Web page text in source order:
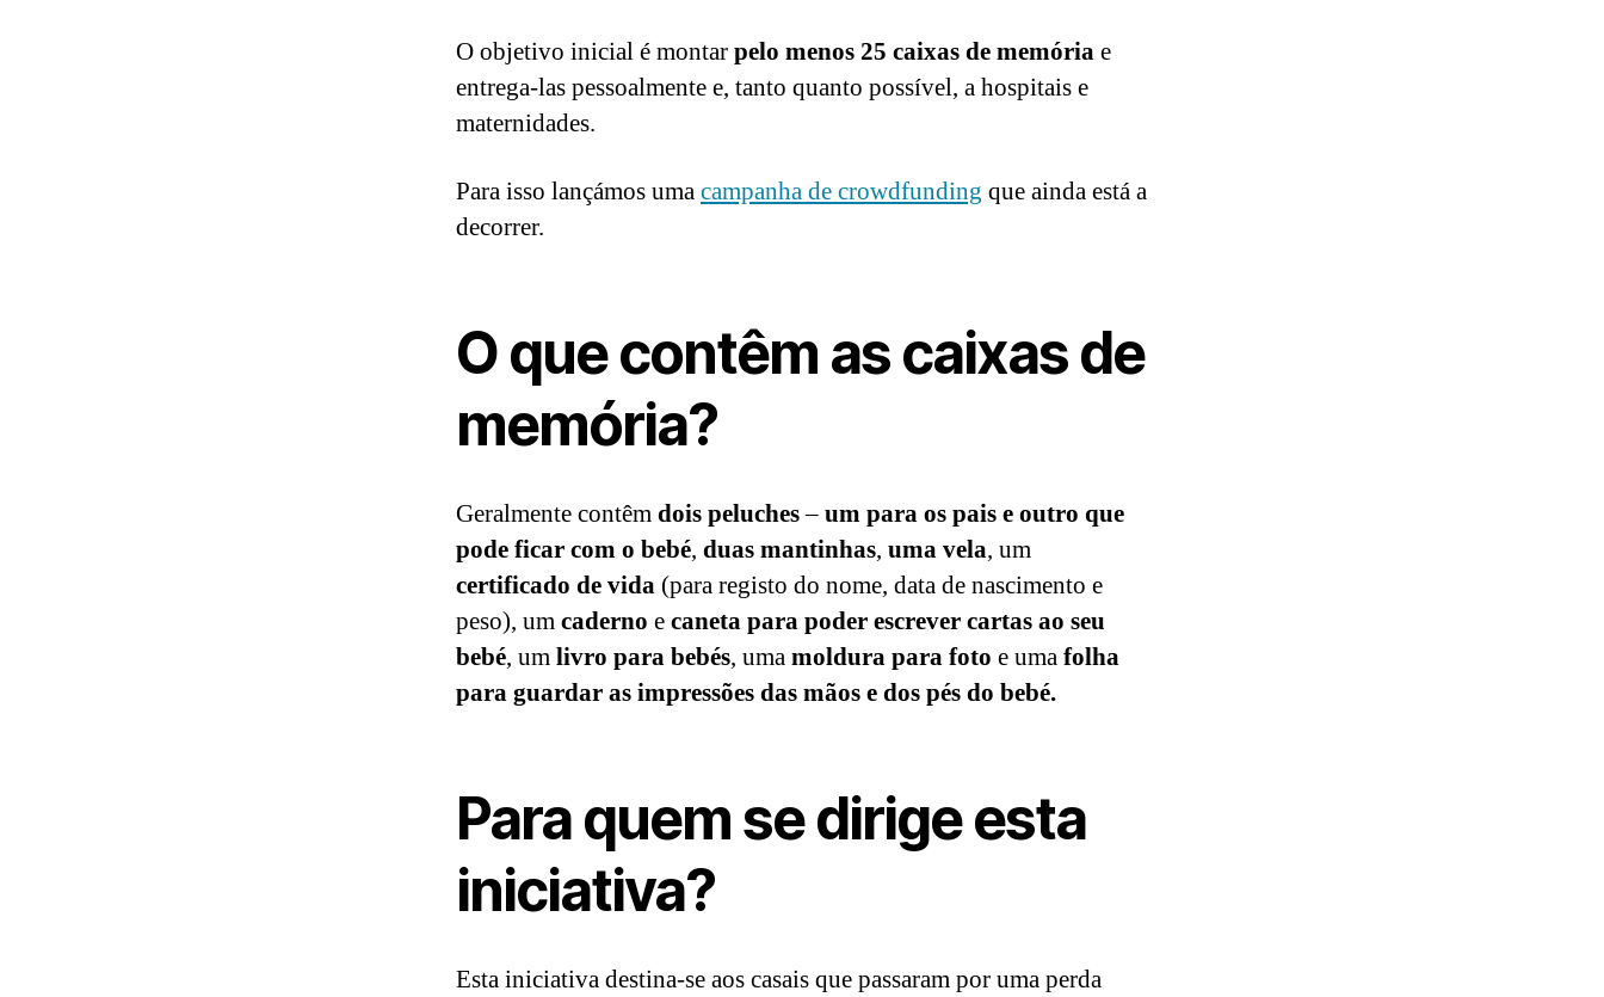
O objetivo inicial é montarpelo menos 25 caixasde memóriae
entrega-las pessoalmente e, tanto quanto possível, a hospitais e
maternidades.
Para isso lançámos umacampanha de crowdfunding que ainda está a
decorrer.
O que contêm as caixas de
memória?
Geralmente contêmdois peluches–um para os pais e outro que
pode ficar com o bebé, duas mantinhas, uma vela, um
certificado de vida (para registo do nome, data de nascimento e
peso), umcaderno ecaneta para poder escrever cartas ao seu
bebé, umlivro para bebés, umamoldura para foto e umafolha
para guardar as impressões das mãos e dos pés do bebé.
Para quem se dirige esta
iniciativa?
Esta iniciativa destina-se aos casais que passaram por uma perda